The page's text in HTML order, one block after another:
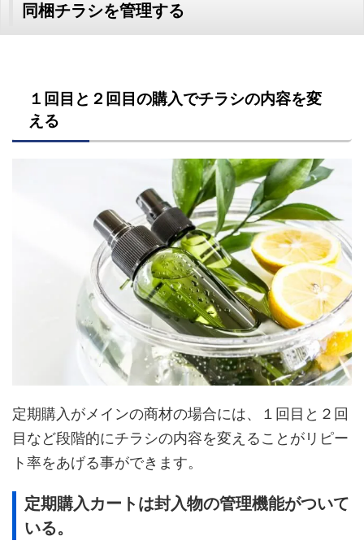
同梱チラシを管理する
１回目と２回目の購入でチラシの内容を変
える
定期購入がメインの商材の場合には、１回目と２回
目など段階的にチラシの内容を変えることがリピー
ト率をあげる事ができます。
定期購入カートは封入物の管理機能がついて
いる。